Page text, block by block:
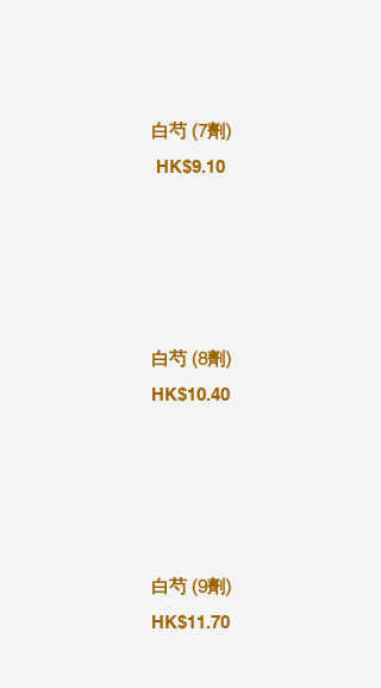
白芍 (7劑)
HK$9.10
白芍 (8劑)
HK$10.40
白芍 (9劑)
HK$11.70